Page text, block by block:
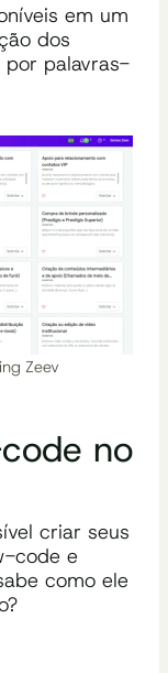
em um
dos
por palavras-
Zeev
no
criar seus
code e
como ele